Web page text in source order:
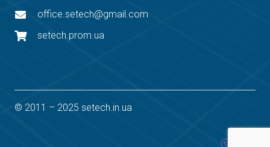
office.setech@gmail.com
setech.prom.ua
© 2011 – 2025 setech.in.ua